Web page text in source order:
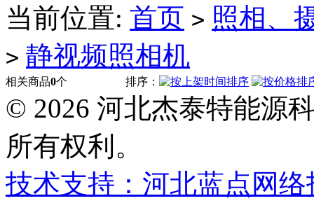
当前位置: 首页 > 照相、
> 静视频照相机
相关商品0个 排序：
© 2026 河北杰泰特能源
所有权利。
技术支持：河北蓝点网